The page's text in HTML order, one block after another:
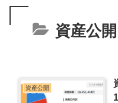
資産公開
資産公開